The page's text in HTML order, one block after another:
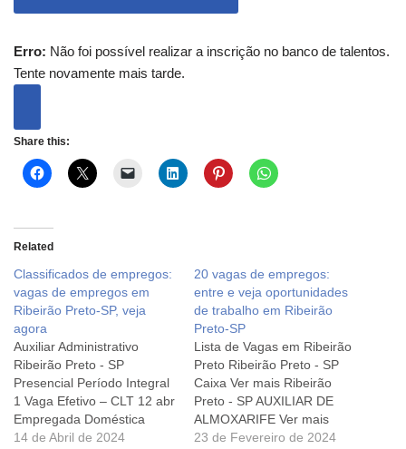
Erro: Não foi possível realizar a inscrição no banco de talentos.
Tente novamente mais tarde.
Share this:
Related
Classificados de empregos:
vagas de empregos em
Ribeirão Preto-SP, veja
agora
Auxiliar Administrativo
Ribeirão Preto - SP
Presencial Período Integral
1 Vaga Efetivo – CLT 12 abr
Empregada Doméstica
Ribeirão Preto - SP
14 de Abril de 2024
20 vagas de empregos:
entre e veja oportunidades
de trabalho em Ribeirão
Preto-SP
Lista de Vagas em Ribeirão
Preto Ribeirão Preto - SP
Caixa Ver mais Ribeirão
Preto - SP AUXILIAR DE
ALMOXARIFE Ver mais
Ribeirão Preto - SP
23 de Fevereiro de 2024